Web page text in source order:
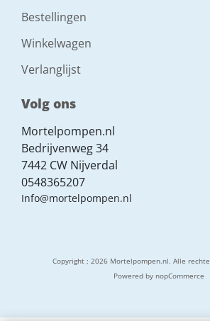
Bestellingen
Winkelwagen
Verlanglijst
Volg ons
Mortelpompen.nl
Bedrijvenweg 34
7442 CW Nijverdal
0548365207
Info@mortelpompen.nl
Copyright ; 2026 Mortelpompen.nl. Alle
Powered by nopCommerce